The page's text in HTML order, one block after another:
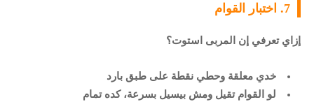
7. اختبار القوام
إزاي تعرفي إن المربى استوت؟
خدي معلقة وحطي نقطة على طبق بارد
لو القوام تقيل ومش بيسيل بسرعة، كده تمام